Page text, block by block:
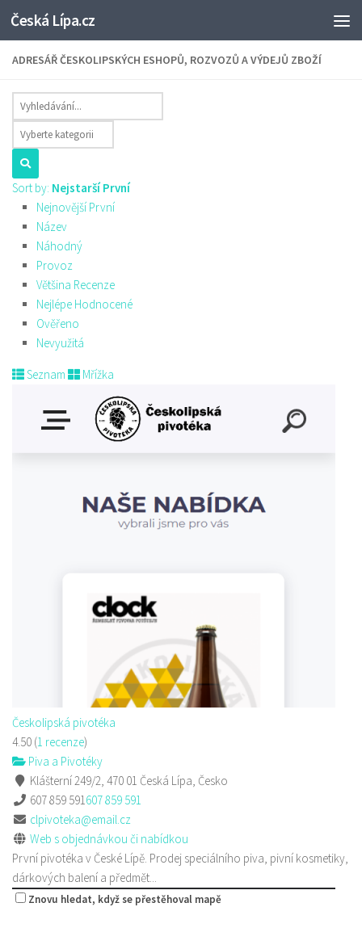
Skip to content
Česká Lípa.cz
ADRESÁŘ ČESKOLIPSKÝCH ESHOPŮ, ROZVOZŮ A VÝDEJŮ ZBOŽÍ
Sort by: Nejstarší První
Nejnovější První
Název
Náhodný
Provoz
Většina Recenze
Nejlépe Hodnocené
Ověřeno
Nevyužitá
Seznam Mřížka
Českolipská pivotéka
4.50 (1 recenze)
Piva a Pivotéky
Klášterní 249/2, 470 01 Česká Lípa, Česko
607 859 591607 859 591
clpivoteka@email.cz
Web s objednávkou či nabídkou
První pivotéka v České Lípě. Prodej speciálního piva, pivní kosmetiky,
dárkových balení a předmět...
Znovu hledat, když se přestěhoval mapě